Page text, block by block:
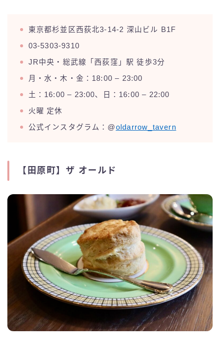
東京都杉並区西荻北3-14-2 深山ビル B1F
03-5303-9310
JR中央・総武線「西荻窪」駅 徒歩3分
月・水・木・金：18:00 – 23:00
土：16:00 – 23:00、日：16:00 – 22:00
火曜 定休
公式インスタグラム：@oldarrow_tavern
【田原町】ザ オールド